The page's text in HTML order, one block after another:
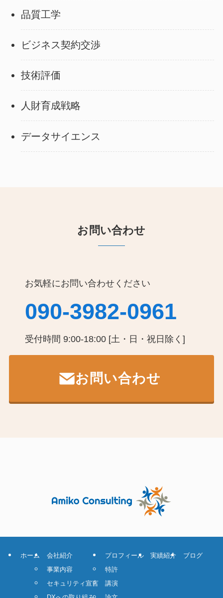
品質工学
ビジネス契約交渉
技術評価
人財育成戦略
データサイエンス
お問い合わせ
お気軽にお問い合わせください
090-3982-0961
受付時間 9:00-18:00 [土・日・祝日除く]
お問い合わせ
ホーム
会社紹介
事業内容
セキュリティ宣言
プロフィール
特許
講演
実績紹介 ブログ